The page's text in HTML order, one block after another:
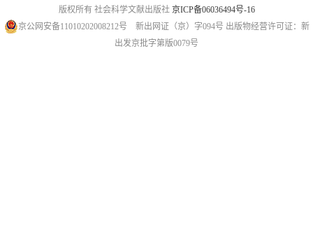
版权所有 社会科学文献出版社 京ICP备06036494号-16
京公网安备11010202008212号 新出网证（京）字094号 出版物经营许可证：新
出发京批字第版0079号